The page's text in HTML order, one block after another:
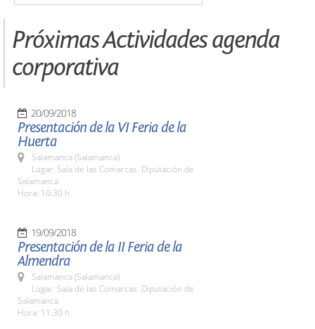
Próximas Actividades agenda
corporativa
20/09/2018
Presentación de la VI Feria de la
Huerta
Salamanca (Salamanca)
Lugar: Sala de las Comarcas. Diputación de
Salamanca
Hora: 10:30 h.
19/09/2018
Presentación de la II Feria de la
Almendra
Salamanca (Salamanca)
Lugar: Sala de las Comarcas. Diputación de
Salamanca
Hora: 11.30 h.